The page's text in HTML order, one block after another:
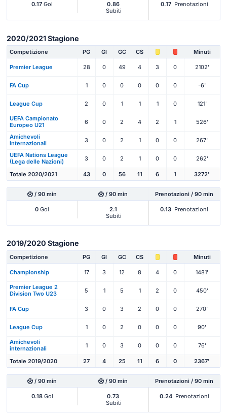
0.17 Gol
0.86
Subiti
0.17 Prenotazioni
2020/2021 Stagione
Competizione PG Gl GC CS Minuti
Premier League 28 0 49 4 3 0 2102'
FA Cup 1 0 0 0 0 0 -6'
League Cup 2 0 1 1 1 0 121'
UEFA Campionato
Europeo U21
6 0 2 4 2 1 526'
Amichevoli
internazionali
3 0 2 1 0 0 267'
UEFA Nations League
(Lega delle Nazioni)
3 0 2 1 0 0 262'
Totale 2020/2021 43 0 56 11 6 1 3272'
/ 90 min / 90 min Prenotazioni / 90 min
0 Gol
2.1
Subiti
0.13 Prenotazioni
2019/2020 Stagione
Competizione PG Gl GC CS Minuti
Championship 17 3 12 8 4 0 1481'
Premier League 2
Division Two U23
5 1 5 1 2 0 450'
FA Cup 3 0 3 2 0 0 270'
League Cup 1 0 2 0 0 0 90'
Amichevoli
internazionali
1 0 3 0 0 0 76'
Totale 2019/2020 27 4 25 11 6 0 2367'
/ 90 min / 90 min Prenotazioni / 90 min
0.18Gol
0.73
Subiti
0.24 Prenotazioni